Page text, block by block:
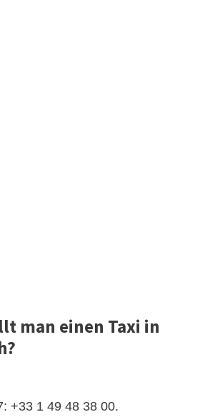
man einen Taxi in
+33 1 49 48 38 00.